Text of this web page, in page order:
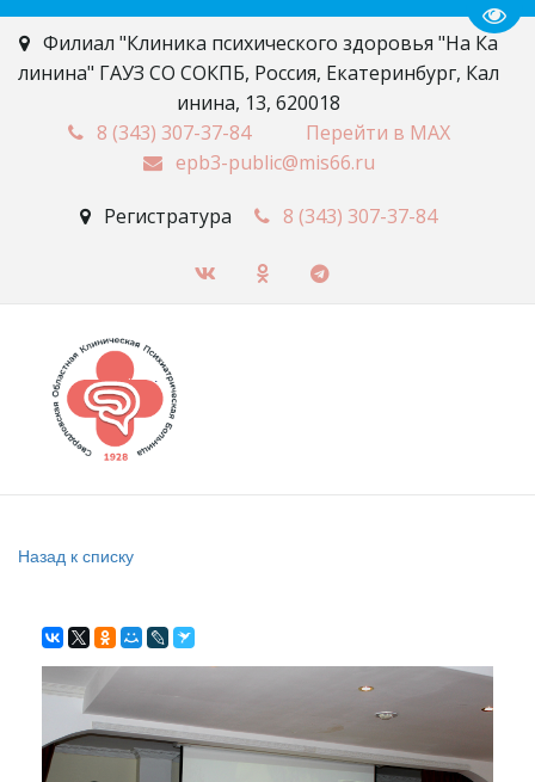
Филиал "Клиника психического здоровья "На Ка
линина" ГАУЗ СО СОКПБ, Россия, Екатеринбург, Кал
инина, 13, 620018
8 (343) 307-37-84
Перейти в MAX
epb3-public@mis66.ru
Регистратура 8 (343) 307-37-84
Назад к списку